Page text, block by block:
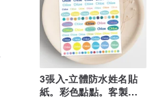
3張入-立體防水姓名貼
紙。彩色點點。客製化